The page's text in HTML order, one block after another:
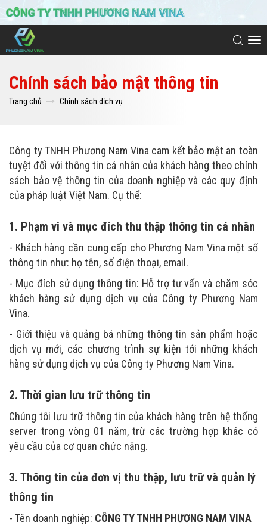
Chính sách bảo mật thông tin
Trang chủ Chính sách dịch vụ
Công ty TNHH Phương Nam Vina cam kết bảo mật an toàn
tuyệt đối với thông tin cá nhân của khách hàng theo chính
sách bảo vệ thông tin của doanh nghiệp và các quy định
của pháp luật Việt Nam. Cụ thể:
1. Phạm vi và mục đích thu thập thông tin cá nhân
- Khách hàng cần cung cấp cho Phương Nam Vina một số
thông tin như: họ tên, số điện thoại, email.
- Mục đích sử dụng thông tin: Hỗ trợ tư vấn và chăm sóc
khách hàng sử dụng dịch vụ của Công ty Phương Nam
Vina.
- Giới thiệu và quảng bá những thông tin sản phẩm hoặc
dịch vụ mới, các chương trình sự kiện tới những khách
hàng sử dụng dịch vụ của Công ty Phương Nam Vina.
2. Thời gian lưu trữ thông tin
Chúng tôi lưu trữ thông tin của khách hàng trên hệ thống
server trong vòng 01 năm, trừ các trường hợp khác có
yêu cầu của cơ quan chức năng.
3. Thông tin của đơn vị thu thập, lưu trữ và quản lý
thông tin
- Tên doanh nghiệp: CÔNG TY TNHH PHƯƠNG NAM VINA